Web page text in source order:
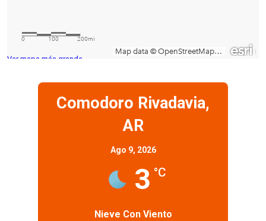
Ver mapa más grande
Comodoro Rivadavia,
AR
Ago 9, 2026
3 °C
Nieve Con Viento